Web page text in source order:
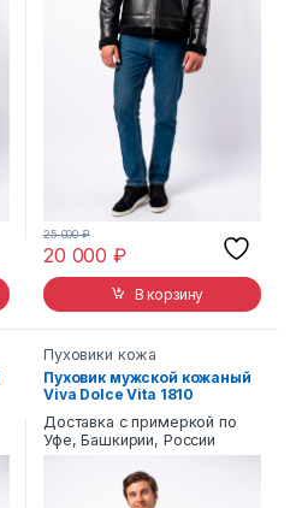
20 000₽
25 000₽
В корзину
Пуховики кожа
Пуховик мужской кожаный
Viva Dolce Vita 1810
Доставка с примеркой по
Уфе, Башкирии, России